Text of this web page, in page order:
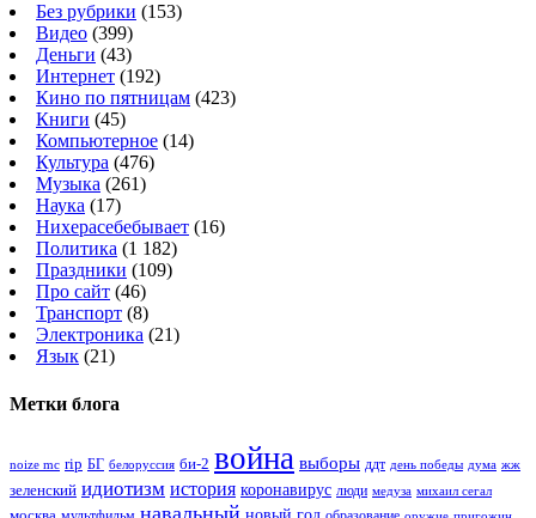
Без рубрики (153)
Видео (399)
Деньги (43)
Интернет (192)
Кино по пятницам (423)
Книги (45)
Компьютерное (14)
Культура (476)
Музыка (261)
Наука (17)
Нихерасебебывает (16)
Политика (1 182)
Праздники (109)
Про сайт (46)
Транспорт (8)
Электроника (21)
Язык (21)
Метки блога
noize mc rip БГ белоруссия би-2 война выборы ддт день победы дума жж
зеленский идиотизм история коронавирус люди медуза михаил сегал
навальный